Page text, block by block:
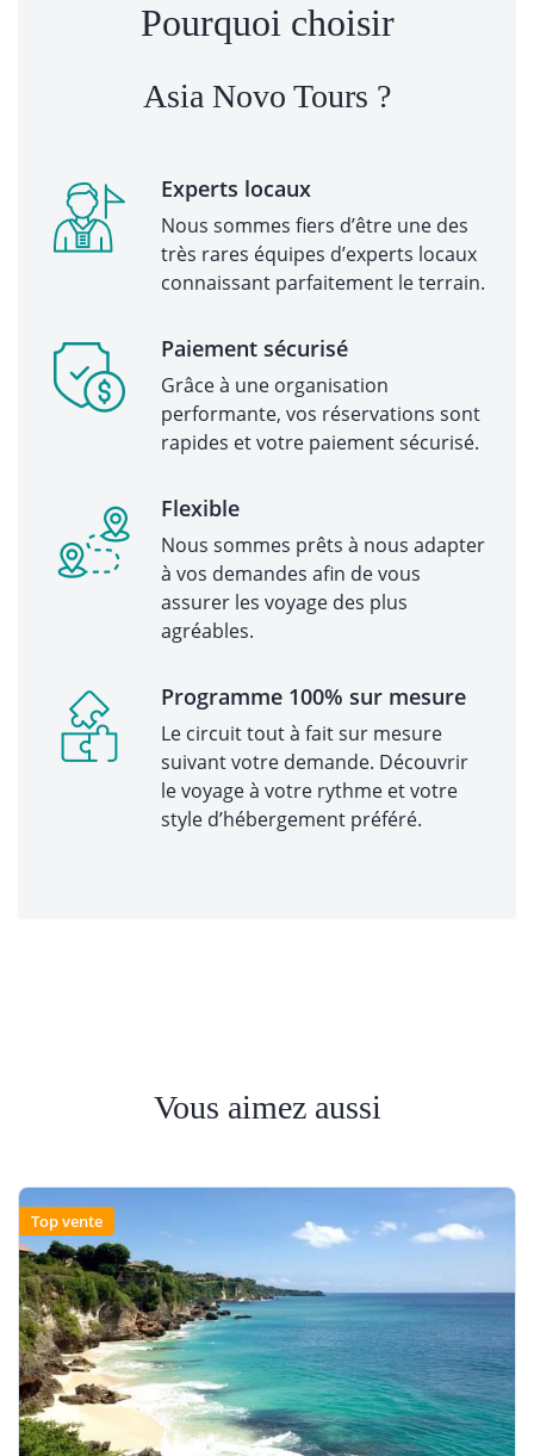
Pourquoi choisir
Asia Novo Tours ?
Experts locaux
Nous sommes fiers d’être une des
très rares équipes d’experts locaux
connaissant parfaitement le terrain.
Paiement sécurisé
Grâce à une organisation
performante, vos réservations sont
rapides et votre paiement sécurisé.
Flexible
Nous sommes prêts à nous adapter
à vos demandes afin de vous
assurer les voyage des plus
agréables.
Programme 100% sur mesure
Le circuit tout à fait sur mesure
suivant votre demande. Découvrir
le voyage à votre rythme et votre
style d’hébergement préféré.
Vous aimez aussi
Top vente